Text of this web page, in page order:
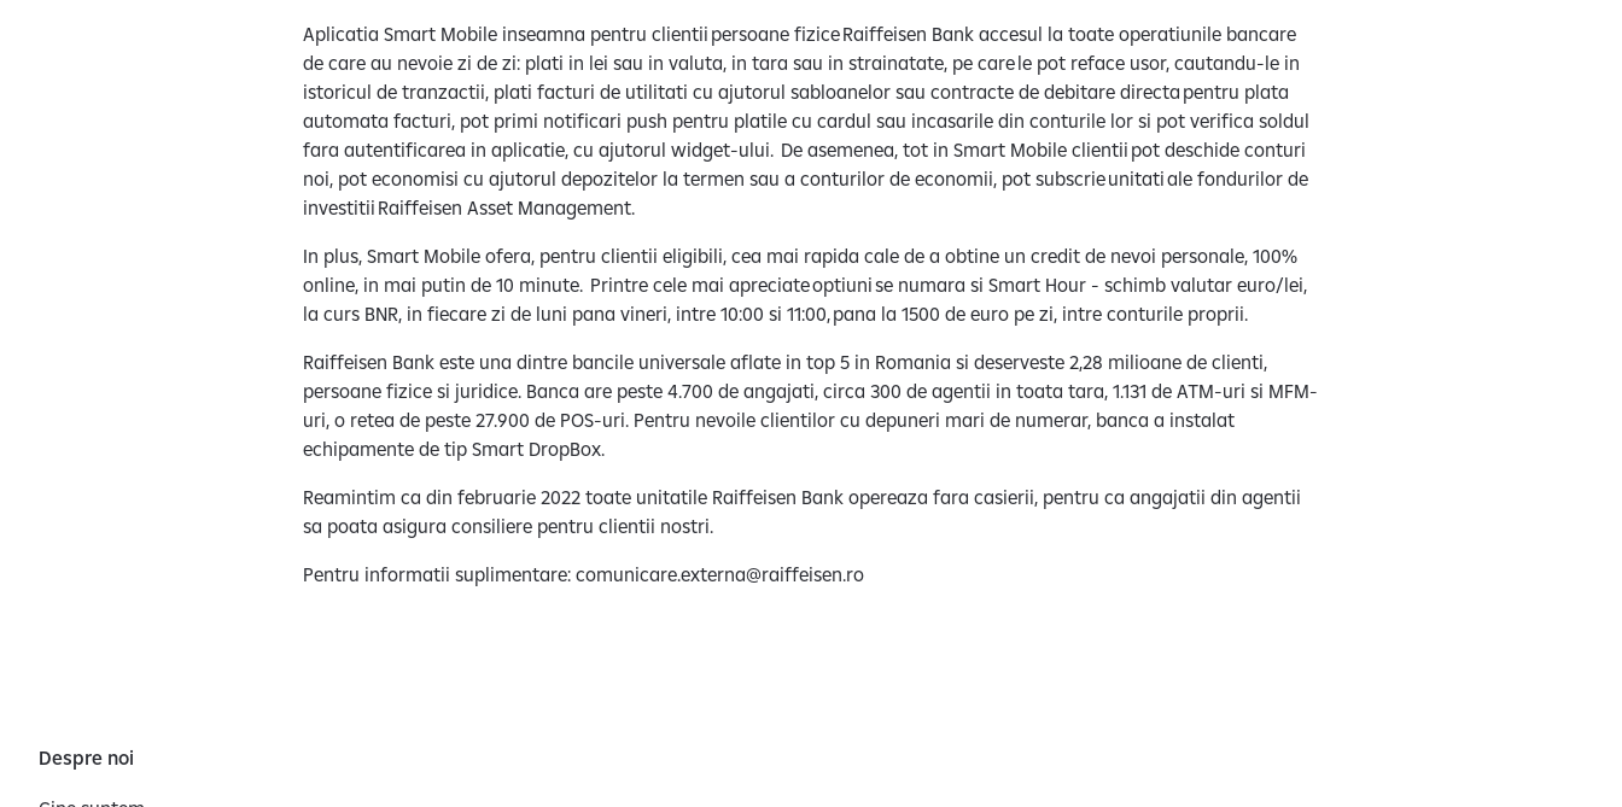
Aplicatia Smart Mobile inseamna pentru clientii persoane fizice Raiffeisen Bank accesul la toate operatiunile bancare
de care au nevoie zi de zi: plati in lei sau in valuta, in tara sau in strainatate, pe care le pot reface usor, cautandu-le in
istoricul de tranzactii, plati facturi de utilitati cu ajutorul sabloanelor sau contracte de debitare directa pentru plata
automata facturi, pot primi notificari push pentru platile cu cardul sau incasarile din conturile lor si pot verifica soldul
fara autentificarea in aplicatie, cu ajutorul widget-ului. De asemenea, tot in Smart Mobile clientii pot deschide conturi
noi, pot economisi cu ajutorul depozitelor la termen sau a conturilor de economii, pot subscrie unitati ale fondurilor de
investitii Raiffeisen Asset Management.
In plus, Smart Mobile ofera, pentru clientii eligibili, cea mai rapida cale de a obtine un credit de nevoi personale, 100%
online, in mai putin de 10 minute. Printre cele mai apreciate optiuni se numara si Smart Hour - schimb valutar euro/lei,
la curs BNR, in fiecare zi de luni pana vineri, intre 10:00 si 11:00, pana la 1500 de euro pe zi, intre conturile proprii.
Raiffeisen Bank este una dintre bancile universale aflate in top 5 in Romania si deserveste 2,28 milioane de clienti,
persoane fizice si juridice. Banca are peste 4.700 de angajati, circa 300 de agentii in toata tara, 1.131 de ATM-uri si MFM-
uri, o retea de peste 27.900 de POS-uri. Pentru nevoile clientilor cu depuneri mari de numerar, banca a instalat
echipamente de tip Smart DropBox.
Reamintim ca din februarie 2022 toate unitatile Raiffeisen Bank opereaza fara casierii, pentru ca angajatii din agentii
sa poata asigura consiliere pentru clientii nostri.
Pentru informatii suplimentare: comunicare.externa@raiffeisen.ro
Despre noi